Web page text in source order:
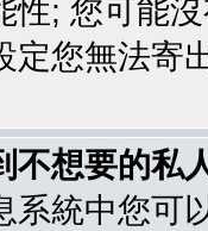
性; 您可能
定您無法寄
不想要的私
系統中您可